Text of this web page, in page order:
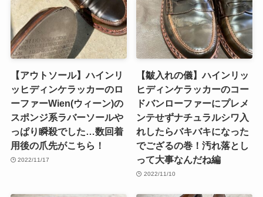
【アウトソール】ハインリ
ッヒディンケラッカーのロ
ーファーWien(ウィーン)の
スポンジ系ラバーソールや
っぱり瞬殺でした…数回着
用後の爪先がこちら！
2022/11/17
【皺入れの儀】ハインリッ
ヒディンケラッカーのコー
ドバンローファーにプレメ
ンテせずナチュラルシワ入
れしたらバキバキになった
でござるの巻！汚れ落とし
って大事なんだね編
2022/11/10